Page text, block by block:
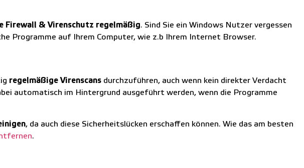
Firewall & Virenschutz regelmäßig. Sind Sie ein Windows Nutzer vergessen
Programme auf Ihrem Computer, wie z.b Ihrem Internet Browser.
regelmäßige Virenscans durchzuführen, auch wenn kein direkter Verdacht
automatisch im Hintergrund ausgeführt werden, wenn die Programme
, da auch diese Sicherheitslücken erschaffen können. Wie das am besten
.